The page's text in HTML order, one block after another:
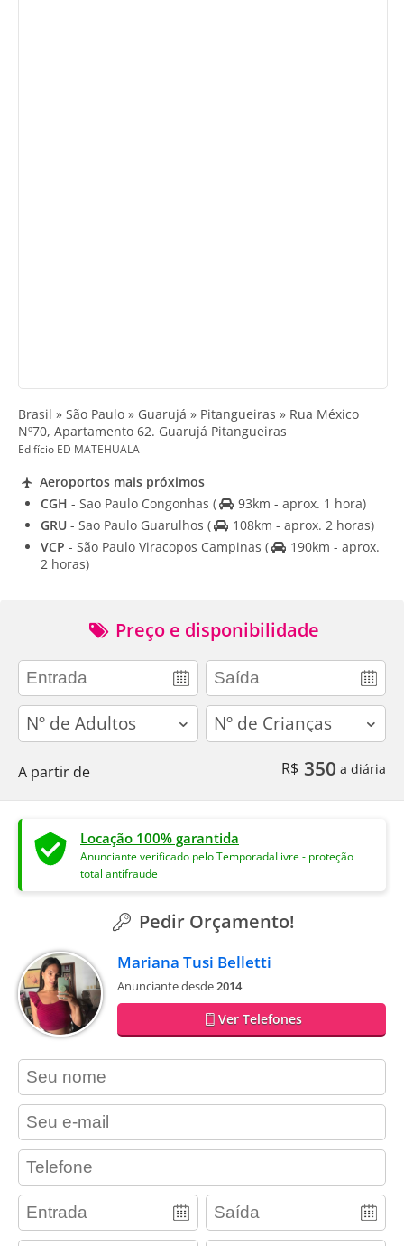
Brasil » São Paulo » Guarujá » Pitangueiras » Rua México
Nº70, Apartamento 62. Guarujá Pitangueiras
Edifício ED MATEHUALA
Aeroportos mais próximos
CGH - Sao Paulo Congonhas (
93km - aprox. 1 hora)
GRU - Sao Paulo Guarulhos (
108km - aprox. 2 horas)
VCP - São Paulo Viracopos Campinas (
190km - aprox.
2 horas)
Preço e disponibilidade
adults children
A partir de R$ 350 a diária
Locação 100% garantida
Anunciante verificado pelo TemporadaLivre - proteção
total antifraude
Pedir Orçamento!
Mariana Tusi Belletti
Anunciante desde2014
Ver Telefones
contact_name
contact_email
contact_phone